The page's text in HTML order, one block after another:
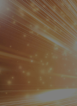
協議会定款